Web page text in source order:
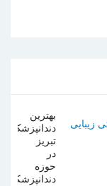
بهترین
دندانپزشک
تبریز
در
حوزه
دندانپزشکی